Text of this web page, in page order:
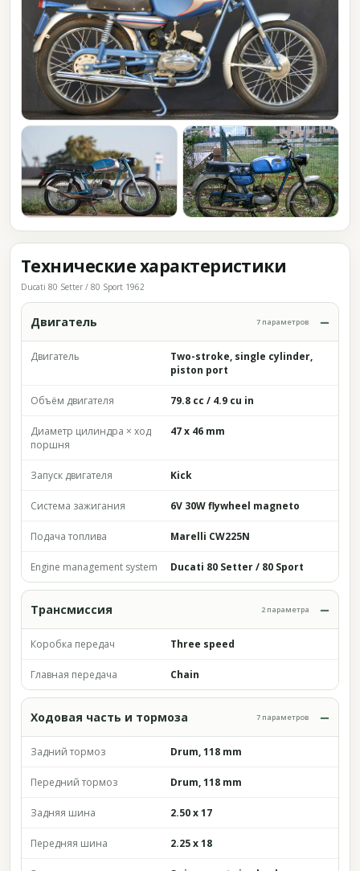
Технические характеристики
Ducati 80 Setter / 80 Sport 1962
Двигатель 7 параметров
Двигатель
Two-stroke, single cylinder,
piston port
Объём двигателя 79.8 cc / 4.9 cu in
Диаметр цилиндра × ход
поршня
47 x 46 mm
Запуск двигателя Kick
Система зажигания 6V 30W flywheel magneto
Подача топлива Marelli CW225N
Engine management system Ducati 80 Setter / 80 Sport
Трансмиссия 2 параметра
Коробка передач Three speed
Главная передача Chain
Ходовая часть и тормоза 7 параметров
Задний тормоз Drum, 118 mm
Передний тормоз Drum, 118 mm
Задняя шина 2.50 x 17
Передняя шина 2.25 x 18